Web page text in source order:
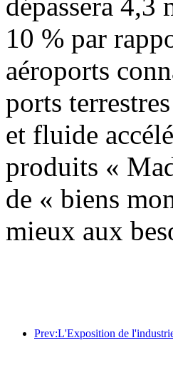
10 % par
aéroports
ports
et fluide
produits «
de « biens
mieux aux